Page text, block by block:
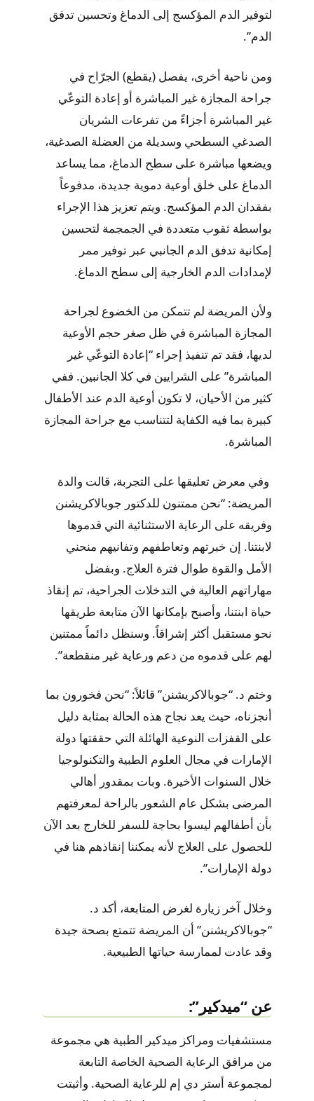
لتوفير الدم المؤكسج إلى الدماغ وتحسين تدفق
الدم”.
ومن ناحية أخرى، يفصل (يقطع) الجرّاح في
جراحة المجازة غير المباشرة أو إعادة التوعّي
غير المباشرة أجزاءً من تفرعات الشريان
الصدغي السطحي وسديلة من العضلة الصدغية،
ويضعها مباشرة على سطح الدماغ، مما يساعد
الدماغ على خلق أوعية دموية جديدة، مدفوعاً
بفقدان الدم المؤكسج. ويتم تعزيز هذا الإجراء
بواسطة ثقوب متعددة في الجمجمة لتحسين
إمكانية تدفق الدم الجانبي عبر توفير ممر
لإمدادات الدم الخارجية إلى سطح الدماغ.
ولأن المريضة لم تتمكن من الخضوع لجراحة
المجازة المباشرة في ظل صغر حجم الأوعية
لديها، فقد تم تنفيذ إجراء “إعادة التوعّي غير
المباشرة” على الشرايين في كلا الجانبين. ففي
كثير من الأحيان، لا تكون أوعية الدم عند الأطفال
كبيرة بما فيه الكفاية لتتناسب مع جراحة المجازة
المباشرة.
وفي معرض تعليقها على التجربة، قالت والدة
المريضة: “نحن ممتنون للدكتور جوبالاكريشنن
وفريقه على الرعاية الاستثنائية التي قدموها
لابنتنا. إن خبرتهم وتعاطفهم وتفانيهم منحني
الأمل والقوة طوال فترة العلاج. وبفضل
مهاراتهم العالية في التدخلات الجراحية، تم إنقاذ
حياة ابنتنا، وأصبح بإمكانها الآن متابعة طريقها
نحو مستقبل أكثر إشراقاً. وسنظل دائماً ممتنين
لهم على قدموه من دعم ورعاية غير منقطعة”.
وختم د. “جوبالاكريشنن” قائلاً: “نحن فخورون بما
أنجزناه، حيث يعد نجاح هذه الحالة بمثابة دليل
على القفزات النوعية الهائلة التي حققتها دولة
الإمارات في مجال العلوم الطبية والتكنولوجيا
خلال السنوات الأخيرة. وبات بمقدور أهالي
المرضى بشكل عام الشعور بالراحة لمعرفتهم
بأن أطفالهم ليسوا بحاجة للسفر للخارج بعد الآن
للحصول على العلاج لأنه يمكننا إنقاذهم هنا في
دولة الإمارات”.
وخلال آخر زيارة لغرض المتابعة، أكد د.
“جوبالاكريشنن” أن المريضة تتمتع بصحة جيدة
وقد عادت لممارسة حياتها الطبيعية.
عن “ميدكير”:
مستشفيات ومراكز ميدكير الطبية هي مجموعة
من مرافق الرعاية الصحية الخاصة التابعة
لمجموعة أستر دي إم للرعاية الصحية. وأثبتت